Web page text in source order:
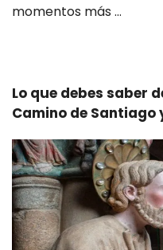
momentos más …
Lo que debes saber
Camino de Santiago